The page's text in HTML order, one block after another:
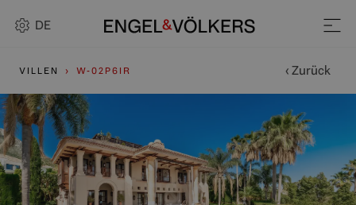
DE
VILLEN W-02P6IR ‹ Zurück